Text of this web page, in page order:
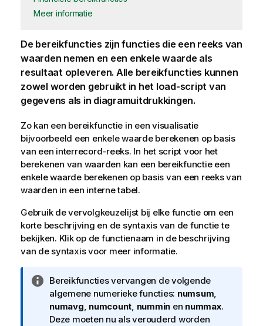
Meer informatie
De bereikfuncties zijn functies die een reeks van
waarden nemen en een enkele waarde als
resultaat opleveren. Alle bereikfuncties kunnen
zowel worden gebruikt in het load-script van
gegevens als in diagramuitdrukkingen.
Zo kan een bereikfunctie in een visualisatie
bijvoorbeeld een enkele waarde berekenen op basis
van een interrecord-reeks. In het script voor het
berekenen van waarden kan een bereikfunctie een
enkele waarde berekenen op basis van een reeks van
waarden in een interne tabel.
Gebruik de vervolgkeuzelijst bij elke functie om een
korte beschrijving en de syntaxis van de functie te
bekijken. Klik op de functienaam in de beschrijving
van de syntaxis voor meer informatie.
I
n
f
o
Bereikfuncties vervangen de volgende
algemene numerieke functies: numsum,
numavg, numcount, nummin en nummax.
Deze moeten nu als verouderd worden